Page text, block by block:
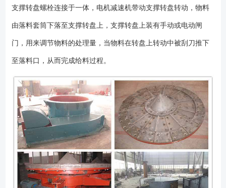
架、底座、传动装置、回转支承、小齿轮、圆盘、衬板、套筒、接料槽、
下料口、调节闸门、刮板和注油管组成。 结构简图如下：
支撑转盘螺栓连接于一体，电机减速机带动支撑转盘转动，物料
由落料套筒下落至支撑转盘上，支撑转盘上装有手动或电动闸
门，用来调节物料的处理量，当物料在转盘上转动中被刮刀推下
至落料口，从而完成给料过程。